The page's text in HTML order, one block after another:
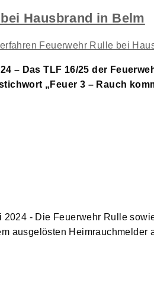
Hausbrand in Belm
– Das TLF 16/25 der
„Feuer 3 – Rauch
2024 - Die Feuerwehr Rulle
ausgelösten